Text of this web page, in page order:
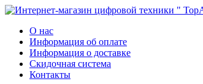
О нас
Информация об оплате
Информация о доставке
Скидочная система
Контакты